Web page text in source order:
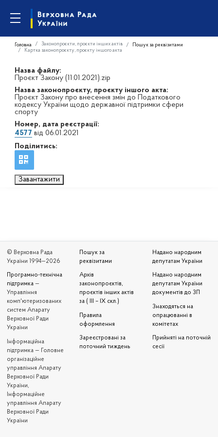
Головна Законопроєкти, проєкти інших актів
Пошук за реквізитами
Картка законопроєкту, проєкту іншого акта
Назва файлу:
Проєкт Закону (11.01.2021).zip
Назва законопроєкту, проєкту іншого акта:
Проєкт Закону про внесення змін до Податкового
кодексу України щодо державної підтримки сфери
спорту
Номер, дата реєстрації:
4577 від 06.01.2021
Поділитись:
Завантажити
© Верховна Рада
України 1994—2026
Програмно-технічна
підтримка —
Управління
комп'ютеризованих
систем Апарату
Верховної Ради
України
Iнформаційна
підтримка — Головне
організаційне
управління Апарату
Верховної Ради
України,
Інформаційне
управління Апарату
Верховної Ради
України
Пошук за
реквізитами
Архів
законопроєктів,
проєктів інших актів
за ( III – IX скл.)
Правила
оформлення
Зареєстровані за
поточний тиждень
Надано народним
депутатам України
Надано народним
депутатам України
документів до ЗП
Знаходяться на
опрацюванні в
комітетах
Прийняті на поточній
сесії